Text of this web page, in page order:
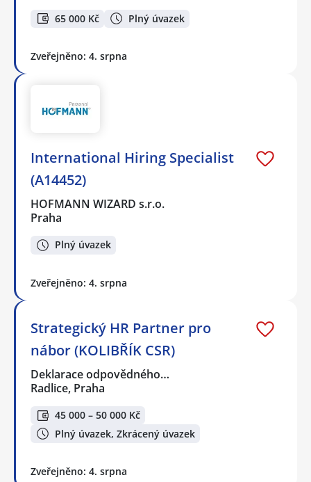
65 000 Kč Plný úvazek
Zveřejněno: 4. srpna
International Hiring Specialist
(A14452)
HOFMANN WIZARD s.r.o.
Praha
Plný úvazek
Zveřejněno: 4. srpna
Strategický HR Partner pro
nábor (KOLIBŘÍK CSR)
Deklarace odpovědného…
Radlice, Praha
45 000 – 50 000 Kč
Plný úvazek, Zkrácený úvazek
Zveřejněno: 4. srpna